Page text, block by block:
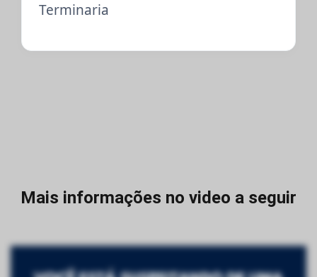
Terminaria
Mais informações no video a seguir